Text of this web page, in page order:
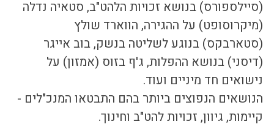
(סיילספורס) בנושא זכויות הלהט"ב, סטאיה נדלה
(מיקרוסופט) על ההגירה, הווארד שולץ
(סטארבקס) בנוגע לשליטה בנשק, בוב אייגר
(דיסני) בנושא ההפלות, ג'ף בזוס (אמזון) על
נישואים חד מיניים ועוד.
הנושאים הנפוצים ביותר בהם התבטאו המנכ"לים -
קיימות, גיוון, זכויות להט"ב וחינוך.